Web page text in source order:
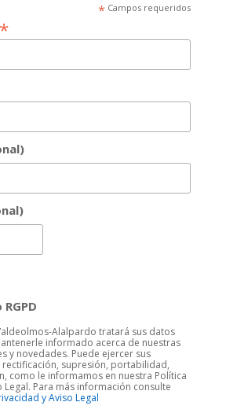
*Campos requeridos
*
Alalpardo tratará sus datos
informado acerca de nuestras
y novedades. Puede ejercer sus
rectificación, supresión, portabilidad,
como le informamos en nuestra Política
Legal. Para más información consulte
y Aviso Legal